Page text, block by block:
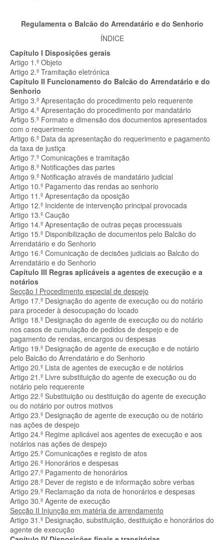
Regulamenta o Balcão do Arrendatário e do Senhorio
ÍNDICE
Capítulo I Disposições gerais
Artigo 1.º Objeto
Artigo 2.º Tramitação eletrónica
Capítulo II Funcionamento do Balcão do Arrendatário e do
Senhorio
Artigo 3.º Apresentação do procedimento pelo requerente
Artigo 4.º Apresentação do procedimento por mandatário
Artigo 5.º Formato e dimensão dos documentos apresentados
com o requerimento
Artigo 6.º Data da apresentação do requerimento e pagamento
da taxa de justiça
Artigo 7.º Comunicações e tramitação
Artigo 8.º Notificações das partes
Artigo 9.º Notificação através de mandatário judicial
Artigo 10.º Pagamento das rendas ao senhorio
Artigo 11.º Apresentação da oposição
Artigo 12.º Incidente de intervenção principal provocada
Artigo 13.º Caução
Artigo 14.º Apresentação de outras peças processuais
Artigo 15.º Disponibilização de documentos pelo Balcão do
Arrendatário e do Senhorio
Artigo 16.º Comunicação de decisões judiciais ao Balcão do
Arrendatário e do Senhorio
Capítulo III Regras aplicáveis a agentes de execução e a
notários
Secção I Procedimento especial de despejo
Artigo 17.º Designação do agente de execução ou do notário
para proceder à desocupação do locado
Artigo 18.º Designação do agente de execução ou do notário
nos casos de cumulação de pedidos de despejo e de
pagamento de rendas, encargos ou despesas
Artigo 19.º Designação de agente de execução e de notário
pelo Balcão do Arrendatário e do Senhorio
Artigo 20.º Lista de agentes de execução e de notários
Artigo 21.º Livre substituição do agente de execução ou do
notário pelo requerente
Artigo 22.º Substituição ou destituição do agente de execução
ou do notário por outros motivos
Artigo 23.º Designação de agente de execução ou de notário
nas ações de despejo
Artigo 24.º Regime aplicável aos agentes de execução e aos
notários nas ações de despejo
Artigo 25.º Comunicações e registo de atos
Artigo 26.º Honorários e despesas
Artigo 27.º Pagamento de honorários
Artigo 28.º Dever de registo e de informação sobre verbas
Artigo 29.º Reclamação da nota de honorários e despesas
Artigo 30.º Agente de execução
Secção II Injunção em matéria de arrendamento
Artigo 31.º Designação, substituição, destituição e honorários do
agente de execução